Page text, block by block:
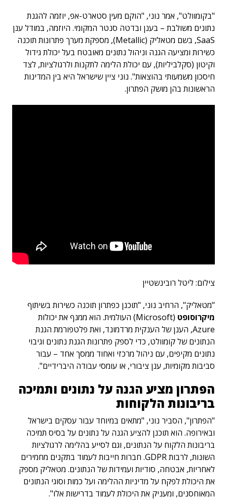
"בקומוולט", אמר נוני, "הוקם מעין סטארט-אפ, יוזמה להגנת
נתונים משולבת – בענן ובדטה סנטר המקומי. היוזמה, במודל ענן
SaaS, בשם מטאליק (Metallic), מספקת מערך פתרונות תוכנה
כשירות ומציעה הגנה וניהול נתונים מאובטח בעל יכולת גידול
וקיטון (סקלביליות), עם יכולת הלימה לתקנות ולרגולציות, לצד
חיסכון משמעותי בהוצאות". נוני ציין שישראל היא בין המדינות
הראשונות בהן מושק הפתרון.
צילום:ליטל רובינשטיין
"מטאליק", הרחיב נוני, "תוכנן כפתרון תוכנה כשירות בשיתוף
מיקרוסופט
(Microsoft) העולמית. הוא ממנף את יכולות
Azure, הענן של הענקית מרדמונד, ואת פלטפורמת הגנת
הנתונים של קומוולט, כדי לספק פתרונות הגנת נתונים וגיבוי
נתונים מקיפים, עם ניהול מרכזי ואחוד ממסך אחד – עבור
סביבות מקומיות, ענן ציבורי, או עומסי עבודה היברידיים".
הפתרון מציע הגנה על נתונים ותמיכה
בריבונות הלקוחות
"הפתרון", הסביר נוני, "מתאים במיוחד עבור עסקים בישראל
ובאירופה. הוא תוכנן להציע הגנה על נתונים על בסיס תמיכה
בריבונות הלקוח על הנתונים, וגם לסייע בהלימה לרגולציות
השונות, לרבות GDPR. חברות חייבות לעמוד בתקנים מחמירים
לאחריות, אבטחה, סודיות ועמידות של הנתונים. מטאליק מספק
את היכולת לפקח על מדיניות ההלימה ועל כמות וסוגי הנתונים
המאוחסנים, ומעניק את היכולת לעמוד בדרישות אלו".